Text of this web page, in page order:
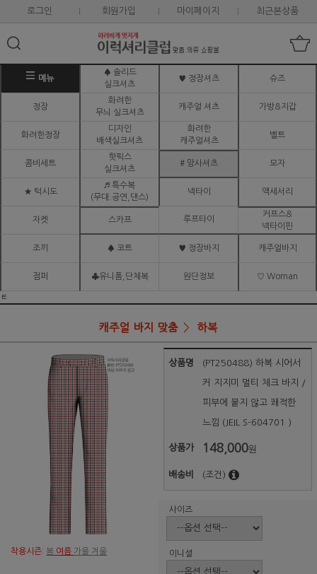
로그인 회원가입 마이페이지 최근본상품
메뉴
♠ 솔리드
실크셔츠
♥ 정장셔츠 슈즈
정장
화려한
무늬 실크셔츠
캐주얼 셔츠 가방&지갑
화려한정장
디자인
배색실크셔츠
화려한
캐주얼셔츠
벨트
콤비세트
핫픽스
실크셔츠
# 망사셔츠 모자
★ 턱시도
♬ 특수복
(무대.공연,댄스)
넥타이 액세서리
자켓 스카프 루프타이
커프스&
넥타이핀
조끼 ♠ 코트 ♥ 정장바지 캐주얼바지
점퍼 ♣유니폼,단체복 원단정보 ♡ Woman
ㅌ
캐주얼 바지 맞춤 하복
착용시즌: 봄 여름 가을 겨울
상품명 (PT250488) 하복 시어서
커 지지미 멀티 체크 바지 /
피부에 붙지 않고 쾌적한
느낌 (JEIL S-604701 )
상품가 148,000원
배송비 (조건)
사이즈
이니셜